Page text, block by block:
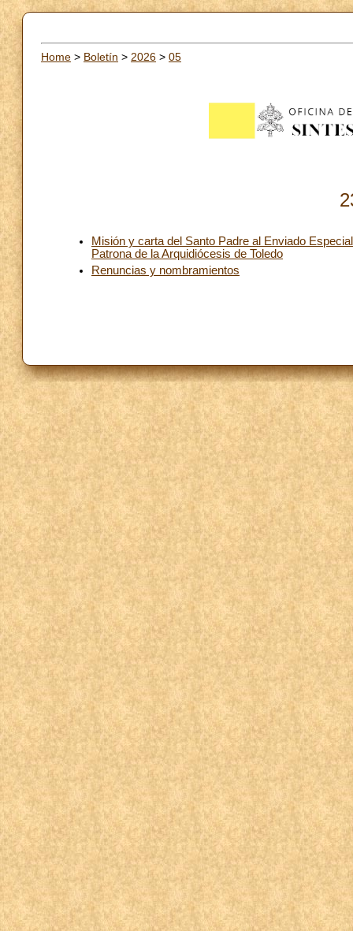
Home > Boletín > 2026 > 05
Misión y carta del Santo Padre al Enviado
Patrona de la Arquidiócesis de Toledo
Renuncias y nombramientos